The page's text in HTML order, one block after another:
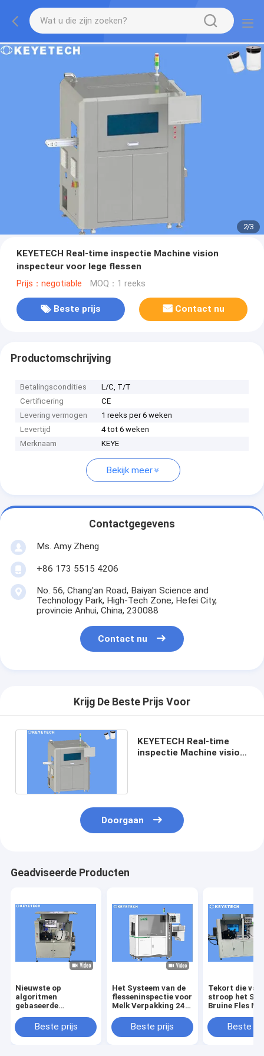
2/3
KEYETECH Real-time inspectie Machine vision
inspecteur voor lege flessen
Prijs：negotiable MOQ：1 reeks
Beste prijs Contact nu
Productomschrijving
Betalingscondities
L/C, T/T
Certificering
CE
Levering vermogen
1 reeks per 6 weken
Levertijd
4 tot 6 weken
Merknaam
KEYE
Bekijk meer
Contactgegevens
Ms. Amy Zheng
+86 173 5515 4206
No. 56, Chang'an Road, Baiyan Science and
Technology Park, High-Tech Zone, Hefei City,
provincie Anhui, China, 230088
Contact nu
Krijg De Beste Prijs Voor
KEYETECH Real-time
inspectie Machine vision
Doorgaan
Geadviseerde Producten
Nieuwste op
algoritmen
gebaseerde
voor bruine flessen
Beste prijs
Het Systeem van de
flesseninspectie voor
Melk Verpakking 240
keurt goedBeste prijs
Tekort die van
stroop het
Bruine Fles
ontdekken
Beste